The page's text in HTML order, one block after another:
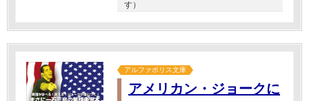
す）
アルファポリス文庫
アメリカン・ジョークに